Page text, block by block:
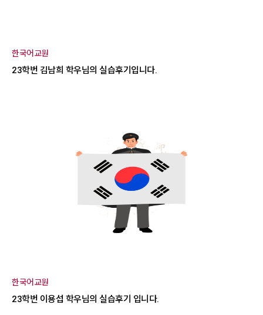
한국어교원
23학번 김남희 학우님의 실습후기입니다.
한국어교원
23학번 이용섭 학우님의 실습후기 입니다.